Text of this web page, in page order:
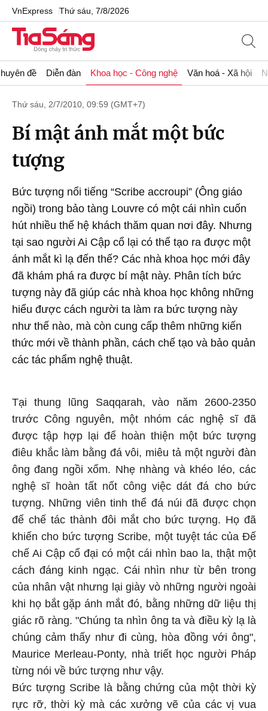
VnExpress Thứ sáu, 7/8/2026
đề Diễn đàn Khoa học - Công nghệ Văn hoá - Xã hội
Thứ sáu, 2/7/2010, 09:59 (GMT+7)
Bí mật ánh mắt một bức
tượng
Bức tượng nổi tiếng “Scribe accroupi” (Ông giáo
ngồi) trong bảo tàng Louvre có một cái nhìn cuốn
hút nhiều thế hệ khách thăm quan nơi đây. Nhưng
tại sao người Ai Cập cổ lại có thể tạo ra được một
ánh mắt kì lạ đến thế? Các nhà khoa học mới đây
đã khám phá ra được bí mật này. Phân tích bức
tượng này đã giúp các nhà khoa học không những
hiểu được cách người ta làm ra bức tượng này
như thế nào, mà còn cung cấp thêm những kiến
thức mới về thành phần, cách chế tạo và bảo quản
các tác phẩm nghệ thuật.
Tại thung lũng Saqqarah, vào năm 2600-2350
trước Công nguyên, một nhóm các nghệ sĩ đã
được tập hợp lại để hoàn thiện một bức tượng
điêu khắc làm bằng đá vôi, miêu tả một người đàn
ông đang ngồi xổm. Nhẹ nhàng và khéo léo, các
nghệ sĩ hoàn tất nốt công việc dát đá cho bức
tượng. Những viên tinh thể đá núi đã được chọn
để chế tác thành đôi mắt cho bức tượng. Họ đã
khiến cho bức tượng Scribe, một tuyệt tác của Đế
chế Ai Cập cổ đại có một cái nhìn bao la, thật một
cách đáng kinh ngạc. Cái nhìn như từ bên trong
của nhân vật nhưng lại giày vò những người ngoài
khi họ bắt gặp ánh mắt đó, bằng những dữ liệu thị
giác rõ ràng. "Chúng ta nhìn ông ta và điều kỳ lạ là
chúng cảm thấy như đi cùng, hòa đồng với ông",
Maurice Merleau-Ponty, nhà triết học người Pháp
từng nói về bức tượng như vậy.
Bức tượng Scribe là bằng chứng của một thời kỳ
rực rỡ, thời kỳ mà các xưởng vẽ của các vị vua